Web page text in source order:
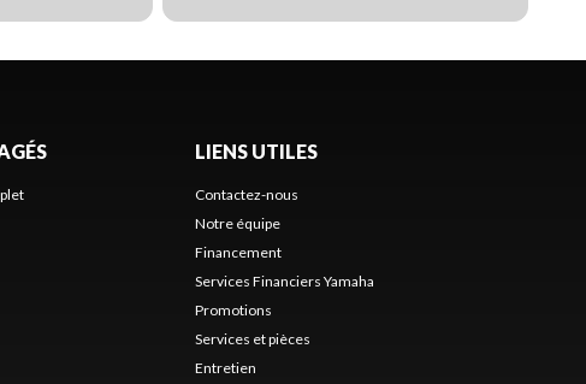
LIENS UTILES
Contactez-nous
Notre équipe
Financement
Services Financiers Yamaha
Promotions
Services et pièces
Entretien